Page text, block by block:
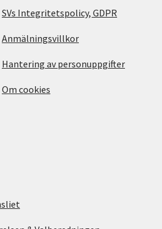
SVs Integritetspolicy, GDPR
Anmälningsvillkor
Hantering av personuppgifter
Om cookies